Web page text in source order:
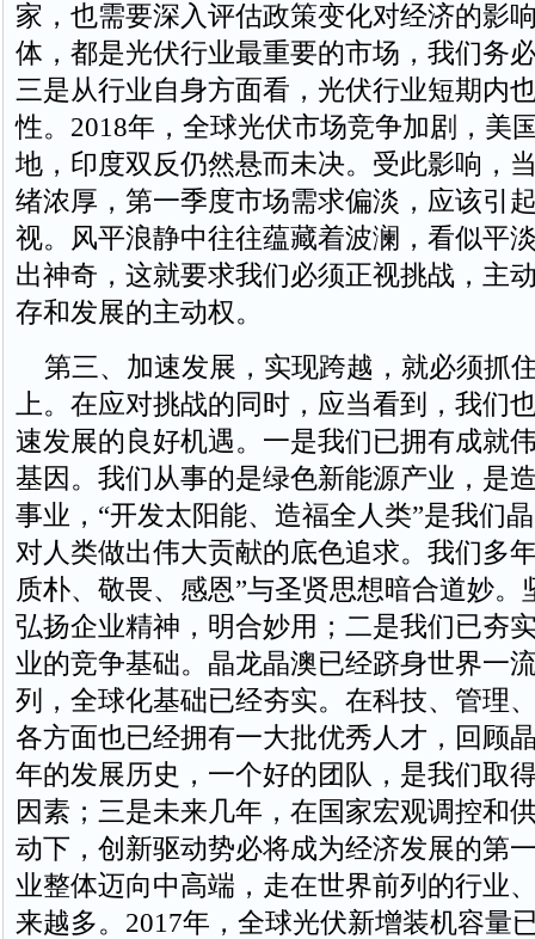
家，也需要深入评估政策变化对经济的影
体，都是光伏行业最重要的市场，我们务
三是从行业自身方面看，光伏行业短期内
性。2018年，全球光伏市场竞争加剧，美
地，印度双反仍然悬而未决。受此影响，
绪浓厚，第一季度市场需求偏淡，应该引
视。风平浪静中往往蕴藏着波澜，看似平
出神奇，这就要求我们必须正视挑战，主
存和发展的主动权。
第三、加速发展，实现跨越，就必须抓
上。在应对挑战的同时，应当看到，我们
速发展的良好机遇。一是我们已拥有成就
基因。我们从事的是绿色新能源产业，是
事业，“开发太阳能、造福全人类”是我们
对人类做出伟大贡献的底色追求。我们多
质朴、敬畏、感恩”与圣贤思想暗合道妙。
弘扬企业精神，明合妙用；二是我们已夯
业的竞争基础。晶龙晶澳已经跻身世界一
列，全球化基础已经夯实。在科技、管理
各方面也已经拥有一大批优秀人才，回顾
年的发展历史，一个好的团队，是我们取
因素；三是未来几年，在国家宏观调控和
动下，创新驱动势必将成为经济发展的第
业整体迈向中高端，走在世界前列的行业
来越多。2017年，全球光伏新增装机容量